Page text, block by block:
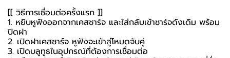
[[ วิธีการเชื่อมต่อครั้งแรก ]]
1. หยิบหูฟังออกจากเคสชาร์จ และใส่กลับเข้าชาร์จดังเดิม พร้อม
ปิดฝา
2. เปิดฝาเคสชาร์จ หูฟังจะเข้าสู่โหมดจับคู่
3. เปิดบลูทูธในอุปกรณ์ที่ต้องการเชื่อมต่อ